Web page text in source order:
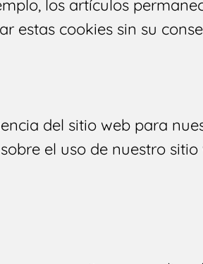
los artículos
estas cookies sin su
del sitio web para
el uso de nuestro sitio